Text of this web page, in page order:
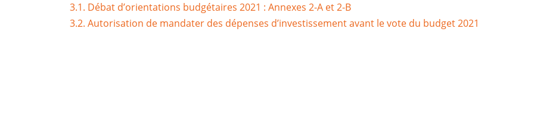
3.1. Débat d’orientations budgétaires 2021 : Annexes 2-A et 2-B
3.2. Autorisation de mandater des dépenses d’investissement avant le vote du budget 2021